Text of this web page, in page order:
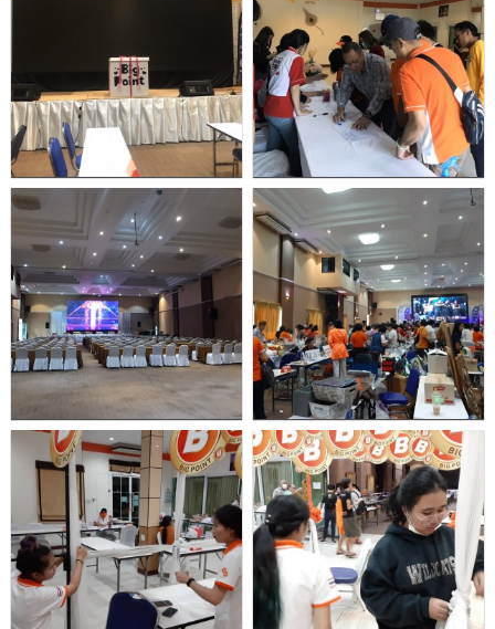
Call.
093-
130-
0073